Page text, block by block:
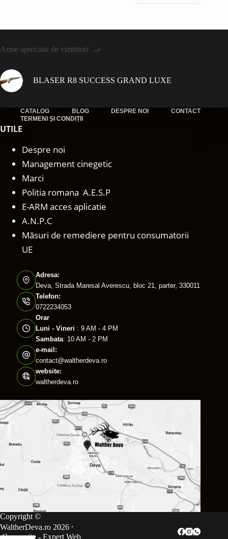
Arme apreciate de vizitatori
BLASER R8 SUCCESS GRAND LUXE
CATALOG BLOG DESPRE NOI
CONTACT
TERMENI ȘI CONDIȚII
UTILE
Despre noi
Management cinegetic
Marci
Politia romana A.E.S.P
E-ARM acces aplicatie
A.N.P.C
Măsuri de remediere pentru consumatorii
UE
Adresa:
Deva, Strada Maresal Averescu, bloc 21, parter, 330011
Telefon:
0722234053
Orar
Luni - Vineri : 9 AM - 4 PM
Sambata: 10 AM - 2 PM
e-mail:
contact@waltherdeva.ro
website:
waltherdeva.ro
Copyright ©
WaltherDeva.ro 2026 ⸱
Creare site - Expert Web